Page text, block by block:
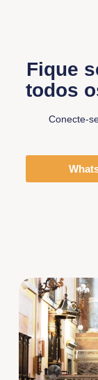
Fique
todos
Conecte-